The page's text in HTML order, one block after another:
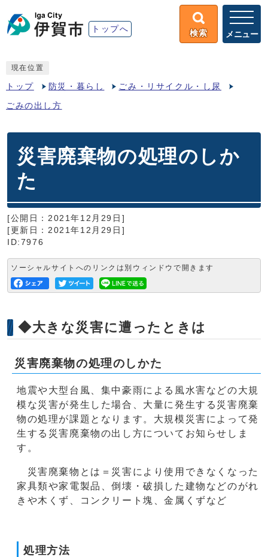
トップへ 検索 メニュー
現在位置
トップ 防災・暮らし ごみ・リサイクル・し尿
ごみの出し方
災害廃棄物の処理のしか
た
[公開日：2021年12月29日]
[更新日：2021年12月29日]
ID:7976
ソーシャルサイトへのリンクは別ウィンドウで開きます
◆大きな災害に遭ったときは
災害廃棄物の処理のしかた
地震や大型台風、集中豪雨による風水害などの大規
模な災害が発生した場合、大量に発生する災害廃棄
物の処理が課題となります。大規模災害によって発
生する災害廃棄物の出し方についてお知らせしま
す。
災害廃棄物とは＝災害により使用できなくなった
家具類や家電製品、倒壊・破損した建物などのがれ
きや木くず、コンクリート塊、金属くずなど
処理方法